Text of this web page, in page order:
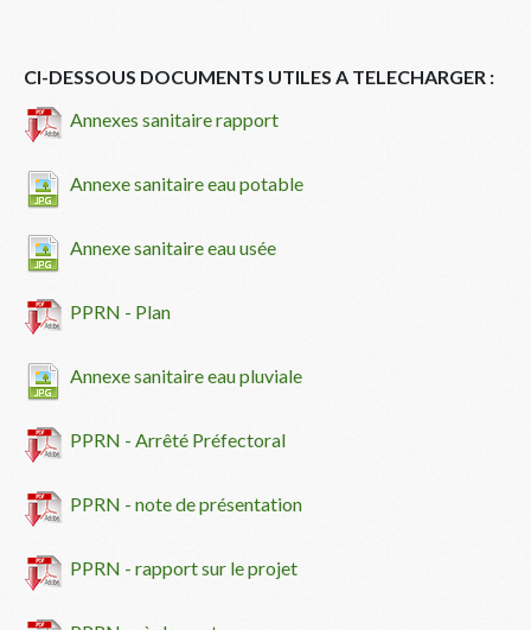
CI-DESSOUS DOCUMENTS UTILES A TELECHARGER :
Annexes sanitaire rapport
Annexe sanitaire eau potable
Annexe sanitaire eau usée
PPRN - Plan
Annexe sanitaire eau pluviale
PPRN - Arrêté Préfectoral
PPRN - note de présentation
PPRN - rapport sur le projet